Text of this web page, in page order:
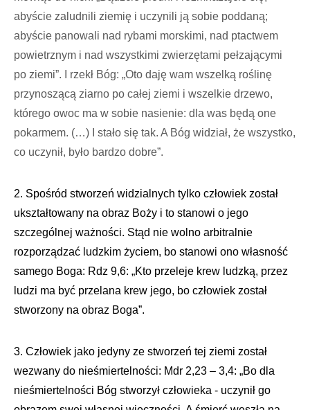
abyście zaludnili ziemię i uczynili ją sobie poddaną;
abyście panowali nad rybami morskimi, nad ptactwem
powietrznym i nad wszystkimi zwierzętami pełzającymi
po ziemi”. I rzekł Bóg: „Oto daję wam wszelką roślinę
przynoszącą ziarno po całej ziemi i wszelkie drzewo,
którego owoc ma w sobie nasienie: dla was będą one
pokarmem. (…) I stało się tak. A Bóg widział, że wszystko,
co uczynił, było bardzo dobre”.
2. Spośród stworzeń widzialnych tylko człowiek został
ukształtowany na obraz Boży i to stanowi o jego
szczególnej ważności. Stąd nie wolno arbitralnie
rozporządzać ludzkim życiem, bo stanowi ono własność
samego Boga: Rdz 9,6: „Kto przeleje krew ludzką, przez
ludzi ma być przelana krew jego, bo człowiek został
stworzony na obraz Boga”.
3. Człowiek jako jedyny ze stworzeń tej ziemi został
wezwany do nieśmiertelności: Mdr 2,23 – 3,4: „Bo dla
nieśmiertelności Bóg stworzył człowieka ‑ uczynił go